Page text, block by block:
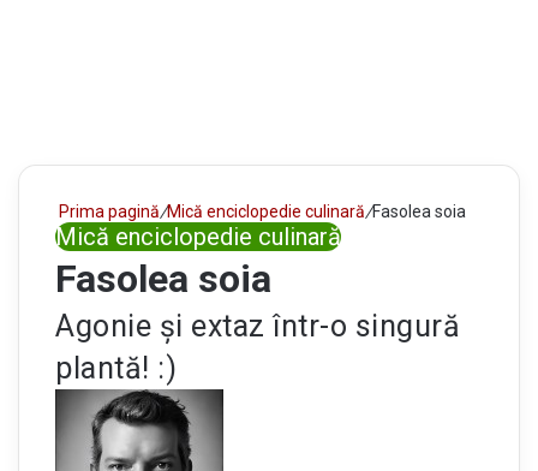
Prima pagină/Mică enciclopedie culinară/Fasolea soia
Mică enciclopedie culinară
Fasolea soia
Agonie și extaz într-o singură
plantă! :)